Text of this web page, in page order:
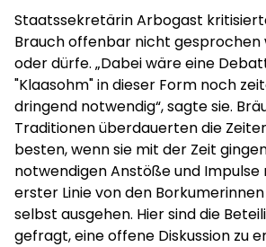
Staatssekretärin Arbogast
Brauch offenbar nicht gesprochen
oder dürfe. „Dabei wäre eine
"Klaasohm" in dieser Form noch
dringend notwendig“, sagte sie.
Traditionen überdauerten die
besten, wenn sie mit der Zeit
notwendigen Anstöße und Impulse
erster Linie von den
selbst ausgehen. Hier sind die
gefragt, eine offene Diskussion zu